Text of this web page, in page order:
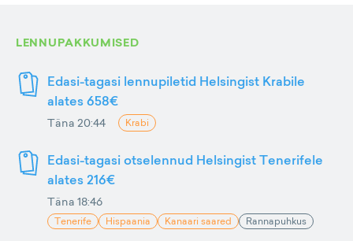
LENNUPAKKUMISED
Edasi-tagasi lennupiletid Helsingist Krabile
alates 658€
Täna 20:44 Krabi
Edasi-tagasi otselennud Helsingist Tenerifele
alates 216€
Täna 18:46
Tenerife Hispaania Kanaari saared Rannapuhkus